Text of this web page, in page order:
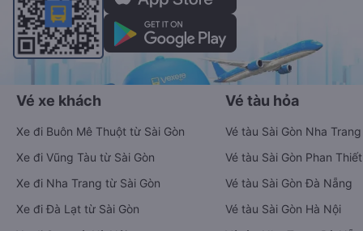
Vé xe khách
Xe đi Buôn Mê Thuột từ Sài Gòn
Xe đi Vũng Tàu từ Sài Gòn
Xe đi Nha Trang từ Sài Gòn
Xe đi Đà Lạt từ Sài Gòn
Vé tàu hỏa
Vé tàu Sài Gòn Nha Trang
Vé tàu Sài Gòn Phan Thiết
Vé tàu Sài Gòn Đà Nẵng
Vé tàu Sài Gòn Hà Nội